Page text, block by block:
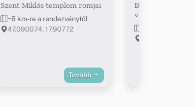
Szent Miklós templom romjai
~6 km-re a rendezvénytől
47.090074, 17.90772
Tovább
Baláca - Római
villagazdaság